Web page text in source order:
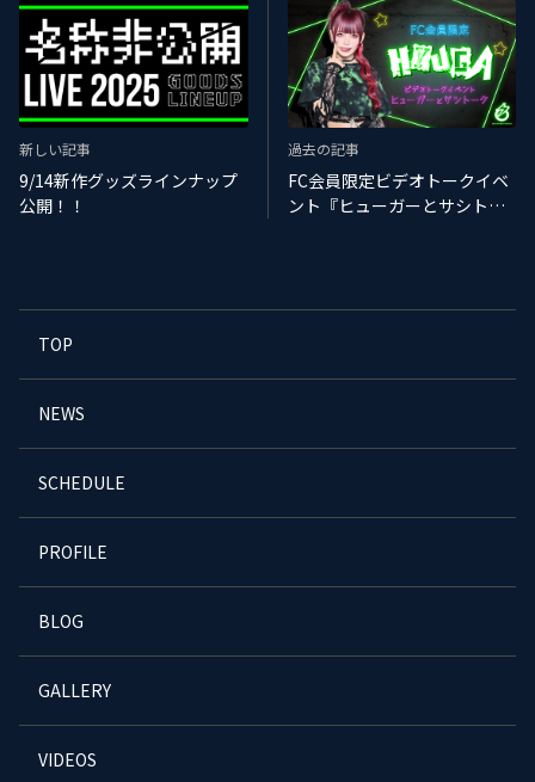
新しい記事
9/14新作グッズラインナップ
公開！！
過去の記事
FC会員限定ビデオトークイベ
ント『ヒューガーとサシトー
TOP
NEWS
SCHEDULE
PROFILE
BLOG
GALLERY
VIDEOS